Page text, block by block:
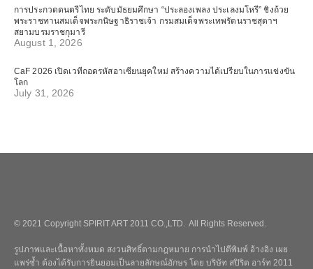
การประกวดดนตรีไทย ระดับมัธยมศึกษา “ประลองเพลง ประเลงมโหรี” ชิงถ้วย
พระราชทานสมเด็จพระกนิษฐาธิราชเจ้า กรมสมเด็จพระเทพรัตนราชสุดาฯ
สยามบรมราชกุมารี
August 1, 2026
CaF 2026 เปิดเวทีถอดรหัสอาเซียนยุคใหม่ สร้างความได้เปรียบในการแข่งขัน
โลก
July 31, 2026
© 2021 Copyright SPIRIT ART 2011 CO.,LTD. All Rights Reserved.
รูปภาพและเนื้อหาทั้งหมด สงวนสิทธิ์ตามกฎหมาย การนำไปตีพิมพ์ อ้างอิง เผย
แพร่ซ้ำ ต้องได้รับการยินยอมเป็นลายลักษณ์อักษร โดย บริษัท สปิริต อาร์ท 2011